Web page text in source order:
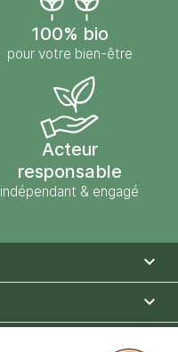
100% bio
pour votre bien-être
Acteur
responsable
indépendant & engagé

